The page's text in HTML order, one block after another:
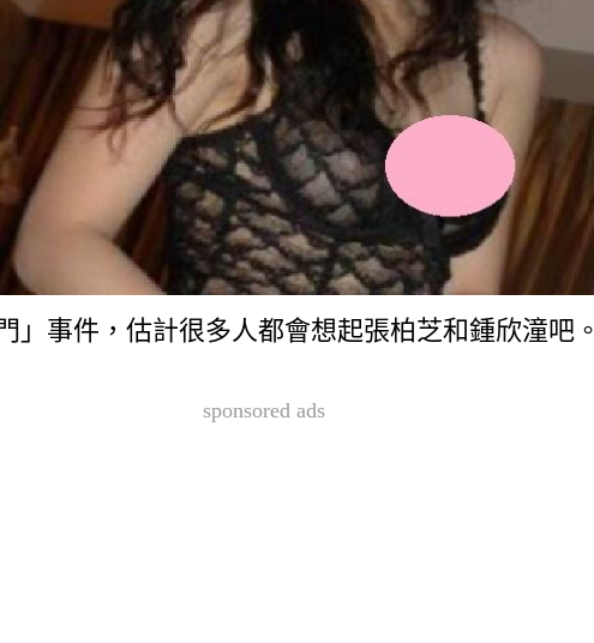
」事件，估計很多人都會想起張柏芝和鍾欣潼吧。
sponsored ads